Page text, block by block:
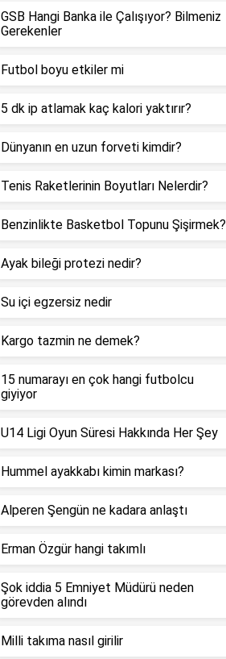
GSB Hangi Banka ile Çalışıyor? Bilmeniz
Gerekenler
Futbol boyu etkiler mi
5 dk ip atlamak kaç kalori yaktırır?
Dünyanın en uzun forveti kimdir?
Tenis Raketlerinin Boyutları Nelerdir?
Benzinlikte Basketbol Topunu Şişirmek?
Ayak bileği protezi nedir?
Su içi egzersiz nedir
Kargo tazmin ne demek?
15 numarayı en çok hangi futbolcu
giyiyor
U14 Ligi Oyun Süresi Hakkında Her Şey
Hummel ayakkabı kimin markası?
Alperen Şengün ne kadara anlaştı
Erman Özgür hangi takımlı
Şok iddia 5 Emniyet Müdürü neden
görevden alındı
Milli takıma nasıl girilir